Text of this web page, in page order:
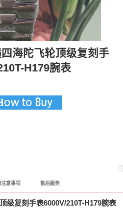
海陀飞轮顶级复刻手
H179腕表
注意事项 售后服务
级复刻手表6000V/210T-H179腕表